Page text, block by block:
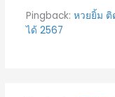
Pingback: หวยยิ้ม ติ
ได้ 2567